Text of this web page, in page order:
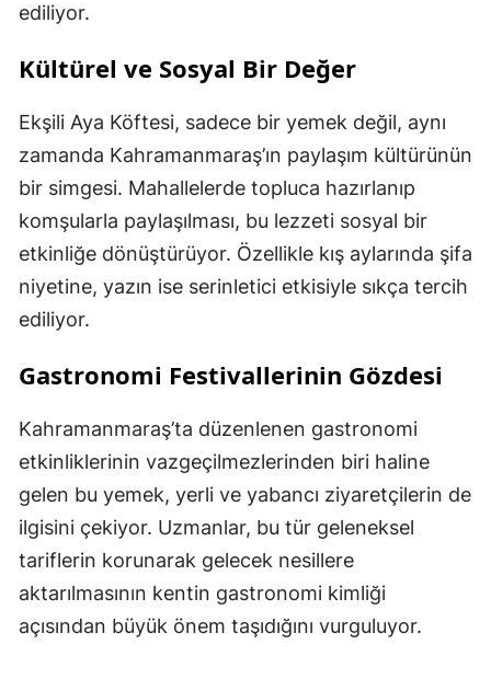
ediliyor.
Kültürel ve Sosyal Bir Değer
Ekşili Aya Köftesi, sadece bir yemek değil, aynı
zamanda Kahramanmaraş’ın paylaşım kültürünün
bir simgesi. Mahallelerde topluca hazırlanıp
komşularla paylaşılması, bu lezzeti sosyal bir
etkinliğe dönüştürüyor. Özellikle kış aylarında şifa
niyetine, yazın ise serinletici etkisiyle sıkça tercih
ediliyor.
Gastronomi Festivallerinin Gözdesi
Kahramanmaraş’ta düzenlenen gastronomi
etkinliklerinin vazgeçilmezlerinden biri haline
gelen bu yemek, yerli ve yabancı ziyaretçilerin de
ilgisini çekiyor. Uzmanlar, bu tür geleneksel
tariflerin korunarak gelecek nesillere
aktarılmasının kentin gastronomi kimliği
açısından büyük önem taşıdığını vurguluyor.